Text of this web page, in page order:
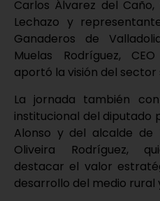
Carlos Álvarez del
Lechazo y
Ganaderos de
Muelas Rodríguez,
aportó la visión del sector
La jornada también
institucional del diputado
Alonso y del alcalde de
Oliveira Rodríguez,
destacar el valor
desarrollo del medio rural